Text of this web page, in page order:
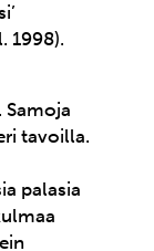
1998).
tavoilla.
palasia